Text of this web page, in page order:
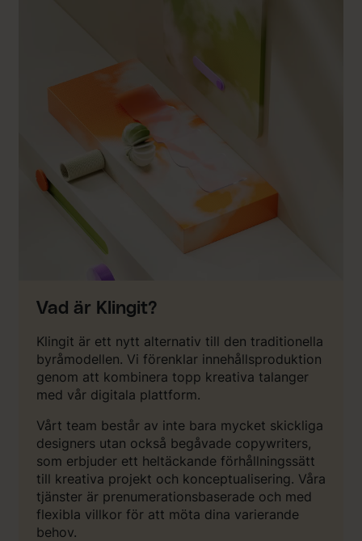
Vad är Klingit?
Klingit är ett nytt alternativ till den traditionella
byråmodellen. Vi förenklar innehållsproduktion
genom att kombinera topp kreativa talanger
med vår digitala plattform.
Vårt team består av inte bara mycket skickliga
designers utan också begåvade copywriters,
som erbjuder ett heltäckande förhållningssätt
till kreativa projekt och konceptualisering. Våra
tjänster är prenumerationsbaserade och med
flexibla villkor för att möta dina varierande
behov.